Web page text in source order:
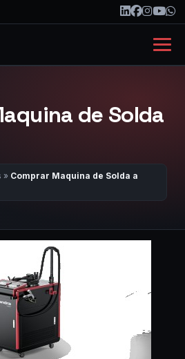
de Solda
» Comprar Maquina de Solda a